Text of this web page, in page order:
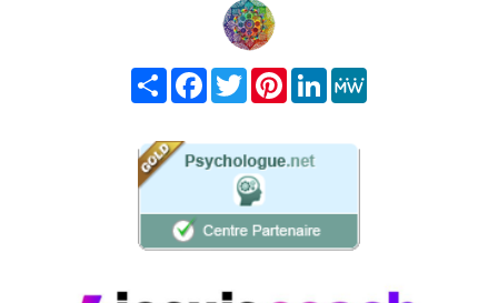
Share FacebookTwitterPinterest
LinkedIn